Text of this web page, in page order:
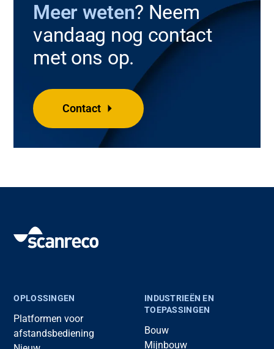
Meer weten? Neem
vandaag nog contact
met ons op.
Contact
OPLOSSINGEN
Platformen voor
afstandsbediening
INDUSTRIEËN EN
TOEPASSINGEN
Bouw
Mijnbouw